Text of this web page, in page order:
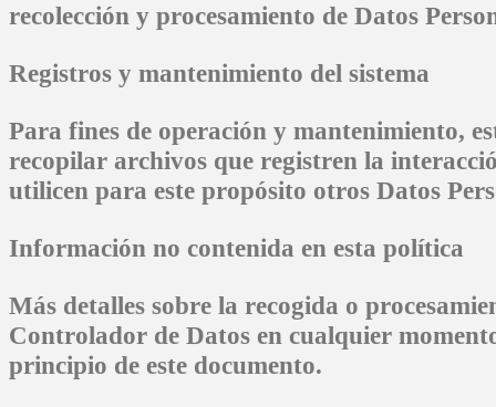
recolección y procesamiento de Datos
Registros y mantenimiento del sistema
Para fines de operación y mantenimiento,
recopilar archivos que registren la
utilicen para este propósito otros Datos
Información no contenida en esta política
Más detalles sobre la recogida o
Controlador de Datos en cualquier
principio de este documento.